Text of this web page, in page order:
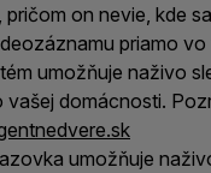
on nevie, kde
priamo vo
umožňuje naživo
vašej domácnosti.
umožňuje